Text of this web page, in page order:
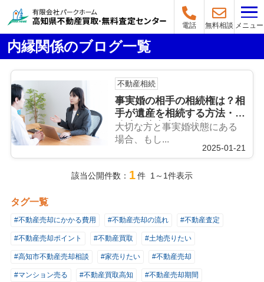
電話 無料相談 メニュー
内縁関係のブログ一覧
不動産相続
事実婚の相手の相続権は？相
手が遺産を相続する方法・相
続時の注意点も解説
大切な方と事実婚状態にある
場合、もし...
2025-01-21
該当公開件数： 1件 1～1件表示
タグ一覧
#不動産売却にかかる費用 #不動産売却の流れ #不動産査定
#不動産売却ポイント #不動産買取 #土地売りたい
#高知市不動産売却相談 #家売りたい #不動産売却
#マンション売る #不動産買取高知 #不動産売却期間